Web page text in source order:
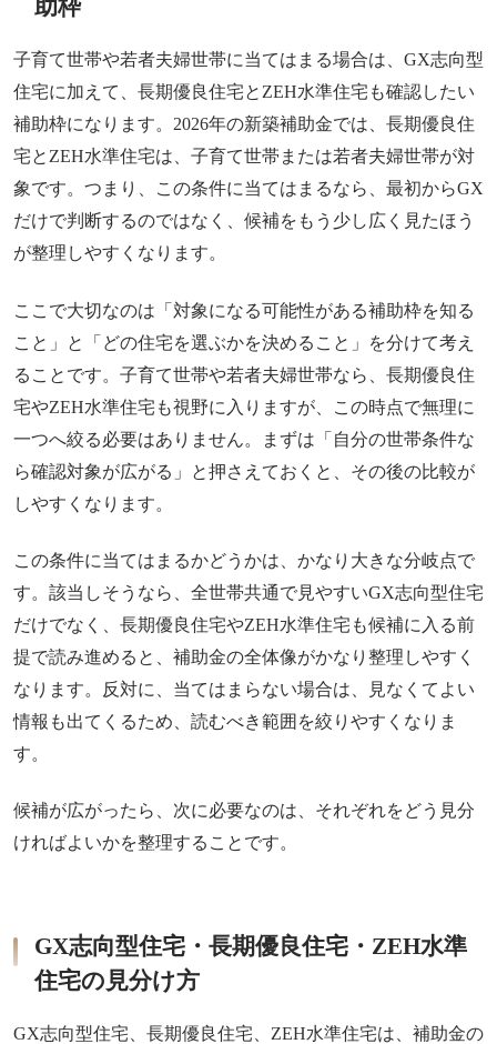
助枠
子育て世帯や若者夫婦世帯に当てはまる場合は、GX志向型
住宅に加えて、長期優良住宅とZEH水準住宅も確認したい
補助枠になります。2026年の新築補助金では、長期優良住
宅とZEH水準住宅は、子育て世帯または若者夫婦世帯が対
象です。つまり、この条件に当てはまるなら、最初からGX
だけで判断するのではなく、候補をもう少し広く見たほう
が整理しやすくなります。
ここで大切なのは「対象になる可能性がある補助枠を知る
こと」と「どの住宅を選ぶかを決めること」を分けて考え
ることです。子育て世帯や若者夫婦世帯なら、長期優良住
宅やZEH水準住宅も視野に入りますが、この時点で無理に
一つへ絞る必要はありません。まずは「自分の世帯条件な
ら確認対象が広がる」と押さえておくと、その後の比較が
しやすくなります。
この条件に当てはまるかどうかは、かなり大きな分岐点で
す。該当しそうなら、全世帯共通で見やすいGX志向型住宅
だけでなく、長期優良住宅やZEH水準住宅も候補に入る前
提で読み進めると、補助金の全体像がかなり整理しやすく
なります。反対に、当てはまらない場合は、見なくてよい
情報も出てくるため、読むべき範囲を絞りやすくなりま
す。
候補が広がったら、次に必要なのは、それぞれをどう見分
ければよいかを整理することです。
GX志向型住宅・長期優良住宅・ZEH水準
住宅の見分け方
GX志向型住宅、長期優良住宅、ZEH水準住宅は、補助金の